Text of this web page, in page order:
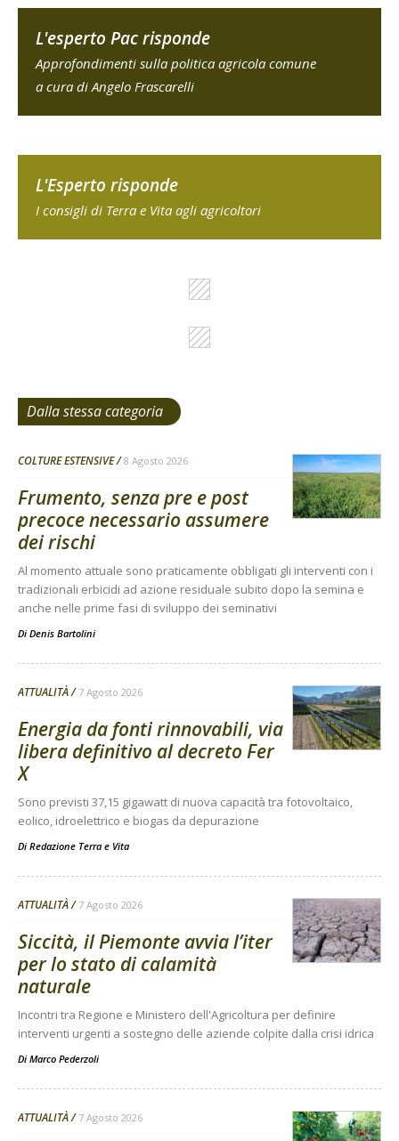
L'esperto Pac risponde
Approfondimenti sulla politica agricola comune
a cura di Angelo Frascarelli
L'Esperto risponde
I consigli di Terra e Vita agli agricoltori
Dalla stessa categoria
COLTURE ESTENSIVE 8 Agosto 2026
Frumento, senza pre e post
precoce necessario assumere
dei rischi
Al momento attuale sono praticamente obbligati gli interventi con i
tradizionali erbicidi ad azione residuale subito dopo la semina e
anche nelle prime fasi di sviluppo dei seminativi
Di Denis Bartolini
ATTUALITÀ 7 Agosto 2026
Energia da fonti rinnovabili, via
libera definitivo al decreto Fer
X
Sono previsti 37,15 gigawatt di nuova capacità tra fotovoltaico,
eolico, idroelettrico e biogas da depurazione
Di Redazione Terra e Vita
ATTUALITÀ 7 Agosto 2026
Siccità, il Piemonte avvia l’iter
per lo stato di calamità
naturale
Incontri tra Regione e Ministero dell'Agricoltura per definire
interventi urgenti a sostegno delle aziende colpite dalla crisi idrica
Di Marco Pederzoli
ATTUALITÀ 7 Agosto 2026